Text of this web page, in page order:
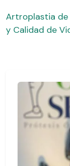
Artroplastia de
y Calidad de